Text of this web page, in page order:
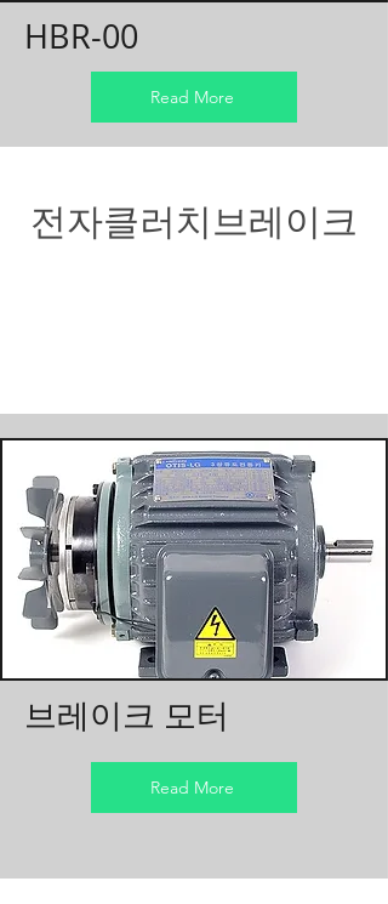
HBR-00
Read More
전자클러치브레이크
브레이크 모터
Read More